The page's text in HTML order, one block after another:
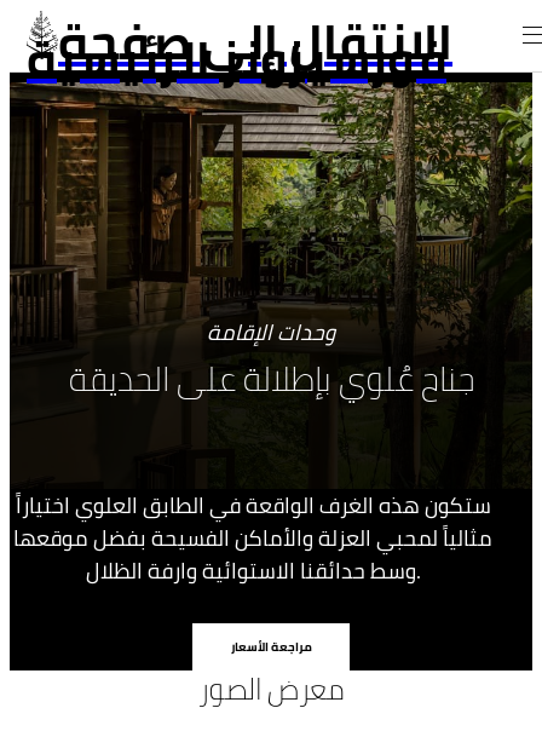
الانتقال إلى صفحة
فورسيزونز الرئيسية
وحدات الإقامة
جناح عُلوي بإطلالة على الحديقة
ستكون هذه الغرف الواقعة في الطابق العلوي اختياراً
مثالياً لمحبي العزلة والأماكن الفسيحة بفضل موقعها
وسط حدائقنا الاستوائية وارفة الظلال.
مراجعة الأسعار
معرض الصور